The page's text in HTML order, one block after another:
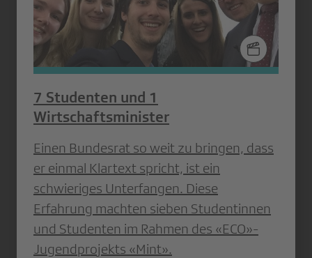
7 Studenten und 1
Wirtschaftsminister
Einen Bundesrat so weit zu bringen, dass
er einmal Klartext spricht, ist ein
schwieriges Unterfangen. Diese
Erfahrung machten sieben Studentinnen
und Studenten im Rahmen des «ECO»-
Jugendprojekts «Mint».